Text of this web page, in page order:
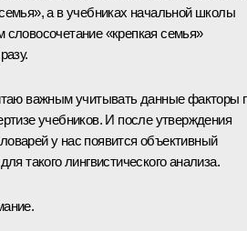
а в учебниках начальной школы
словосочетание «крепкая семья»
важным учитывать данные факторы
учебников. И после утверждения
у нас появится объективный
такого лингвистического анализа.